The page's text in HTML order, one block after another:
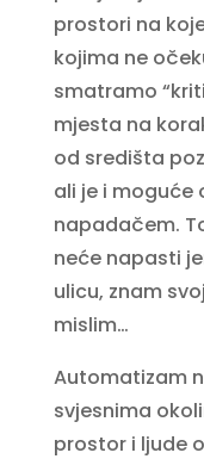
prostori na
kojima ne
smatramo
mjesta na
od središta
ali je i
napadačem.
neće napasti
ulicu, znam
mislim…
Automatizam
svjesnima
prostor i ljude